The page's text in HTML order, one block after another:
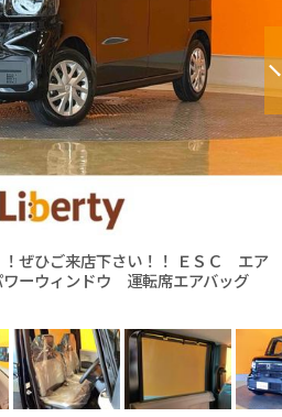
！ぜひご来店下さい！！ ＥＳＣ エア
ーウィンドウ 運転席エアバッグ